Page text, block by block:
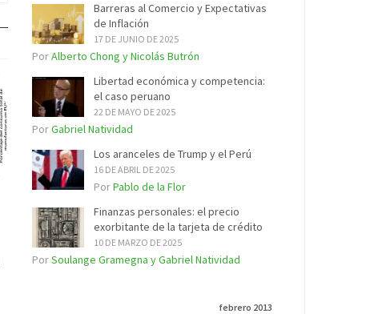
Barreras al Comercio y Expectativas
de Inflación
17 DE JUNIO DE 2025
PorAlberto Chong y Nicolás Butrón
Libertad económica y competencia:
el caso peruano
22 DE MAYO DE 2025
PorGabriel Natividad
Los aranceles de Trump y el Perú
16 DE ABRIL DE 2025
PorPablo de la Flor
Finanzas personales: el precio
exorbitante de la tarjeta de crédito
10 DE MARZO DE 2025
PorSoulange Gramegna y Gabriel Natividad
febrero 2013